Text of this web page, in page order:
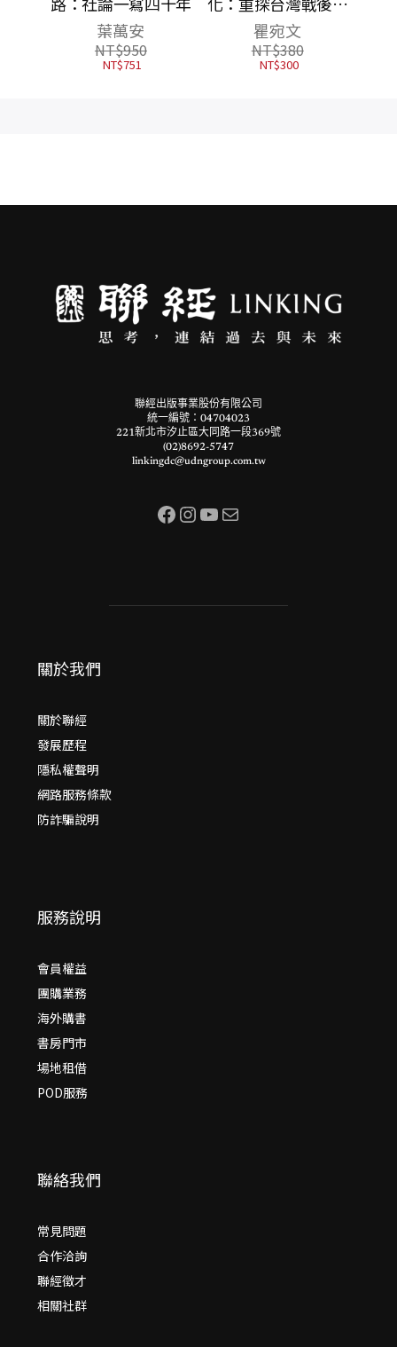
葉萬安
NT$950
NT$751
大公司民營化的前因
後果
瞿宛文
NT$380
NT$300
聯經出版事業股份有限公司
統一編號：04704023
221新北市汐止區大同路一段369號
(02)8692-5747
linkingdc@udngroup.com.tw
Facebook InstagramYouTube 電子郵件
關於我們
關於聯經
發展歷程
隱私權聲明
網路服務條款
防詐騙說明
服務說明
會員權益
團購業務
海外購書
書房門市
場地租借
POD服務
聯絡我們
常見問題
合作洽詢
聯經徵才
相關社群